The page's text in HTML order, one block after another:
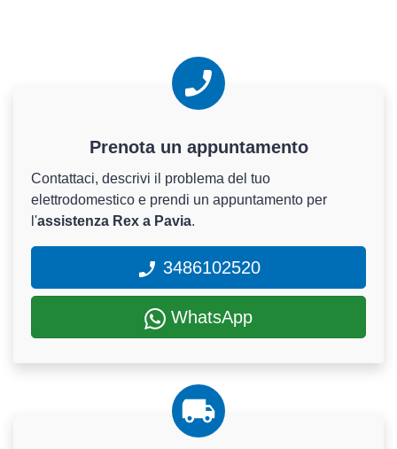
Prenota un appuntamento
Contattaci, descrivi il problema del tuo
elettrodomestico e prendi un appuntamento per
l'assistenza Rex a Pavia.
3486102520
WhatsApp